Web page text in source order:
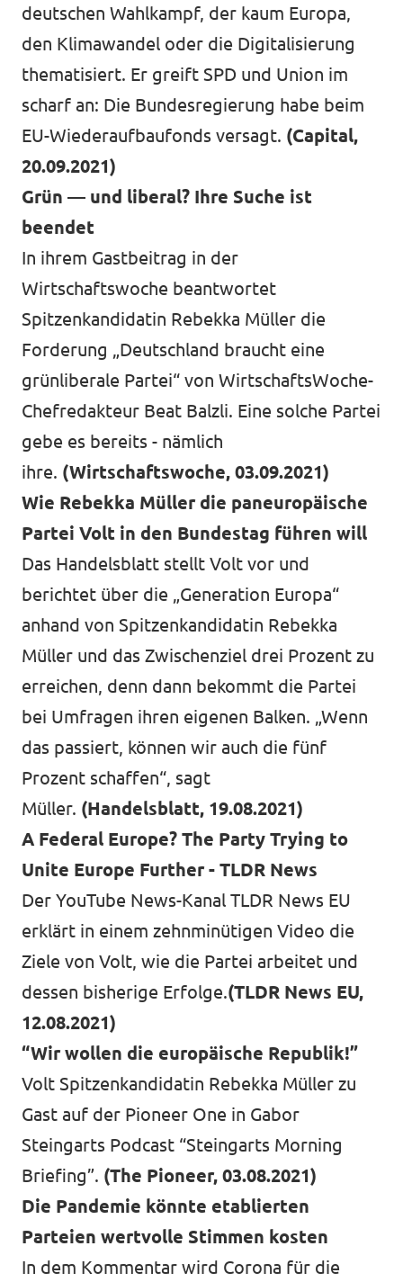
deutschen Wahlkampf, der kaum Europa,
den Klimawandel oder die Digitalisierung
thematisiert. Er greift SPD und Union im
scharf an: Die Bundesregierung habe beim
EU-Wiederaufbaufonds versagt. (Capital,
20.09.2021)
Grün — und liberal? Ihre Suche ist
beendet
In ihrem Gastbeitrag in der
Wirtschaftswoche beantwortet
Spitzenkandidatin Rebekka Müller die
Forderung „Deutschland braucht eine
grünliberale Partei“ von WirtschaftsWoche-
Chefredakteur Beat Balzli. Eine solche Partei
gebe es bereits - nämlich
ihre. (Wirtschaftswoche, 03.09.2021)
Wie Rebekka Müller die paneuropäische
Partei Volt in den Bundestag führen will
Das Handelsblatt stellt Volt vor und
berichtet über die „Generation Europa“
anhand von Spitzenkandidatin Rebekka
Müller und das Zwischenziel drei Prozent zu
erreichen, denn dann bekommt die Partei
bei Umfragen ihren eigenen Balken. „Wenn
das passiert, können wir auch die fünf
Prozent schaffen“, sagt
Müller. (Handelsblatt, 19.08.2021)
A Federal Europe? The Party Trying to
Unite Europe Further - TLDR News
Der YouTube News-Kanal TLDR News EU
erklärt in einem zehnminütigen Video die
Ziele von Volt, wie die Partei arbeitet und
dessen bisherige Erfolge.(TLDR News EU,
12.08.2021)
“Wir wollen die europäische Republik!”
Volt Spitzenkandidatin Rebekka Müller zu
Gast auf der Pioneer One in Gabor
Steingarts Podcast “Steingarts Morning
Briefing”. (The Pioneer, 03.08.2021)
Die Pandemie könnte etablierten
Parteien wertvolle Stimmen kosten
In dem Kommentar wird Corona für die